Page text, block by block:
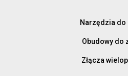
Narzędzia do
Obudowy do
Złącza